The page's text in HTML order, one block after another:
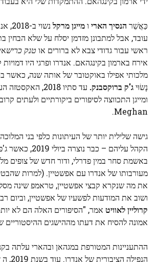
כַּאֲשֵׁר הנסיך הארי ומייגן מרקל
נשוי
עובד, אבל למתבונן מזדמן יסלח על שלא הבחין
ראשי עבור גדודי צבא לא ברורים אוטנק כריש
אירח בארמון בקינגהאם. אנדרו ופרגי היו
מלכותי אפילו באוקטובר של אותה שנה, כאשר
נָשׂוּיג'ק ברוקסבנק.
עד סתיו 2018,
ומייגן התכווצה לסיפורים ביקורתיים ולעתים
Meghan.
גישה שלילית יותר של העיתונות כלפי בני
הקהל עליהם – כבר
באשמת סחר במין פדרלי, ודור חדש של צופים
מעורבותו של אנדרו עם אפשטיין. (למרות
את מה שנקרא קבצי אפשטיין, טראמפ שינה
ושוב את המודעות לפשעיו של אפשטיין, וביום
קרוליין לאוויט אמר, "הסיפורים האלה הם לא
אמונה להסיח את דעתו מההישגים
ההתעניינות המטורפת במגהאן ובהארי עלתה
הנפילה הציבורית של אנדרו. עוד בשנת 2019, ה